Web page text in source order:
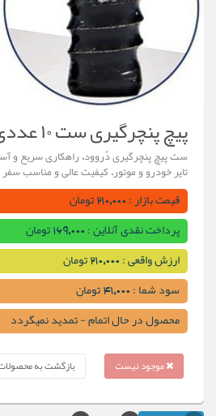
پیچ پنچرگیری ست ۱۰ عددی برند Dorood
ست پیچ پنچرگیری دُروود، راهکاری سریع و
تایر خودرو و موتور. کیفیت عالی و مناسب
قیمت بازار : 210,000 تومان
پرداخت نقدی آنلاین : 169,000 تومان
ارزش واقعی : 210,000 تومان
سود شما : 41,000 تومان
محصول در حال اتمام - تمدید نمیگردد
موجود نیست بازگشت به